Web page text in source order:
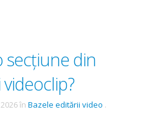
secțiune din
în Bazele editării video .